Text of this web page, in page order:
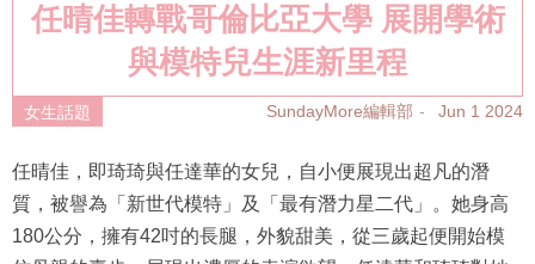
任晴佳轉戰哥倫比亞大學 展開學術
與模特兒生涯新里程
女生話題 SundayMore編輯部 Jun 1 2024
任晴佳，即琦琦與任達華的女兒，自小便展現出超凡的潛
質，被譽為「新世代模特」及「最有潛力星二代」。她身高
180公分，擁有42吋的長腿，外貌甜美，從三歲起便開始模